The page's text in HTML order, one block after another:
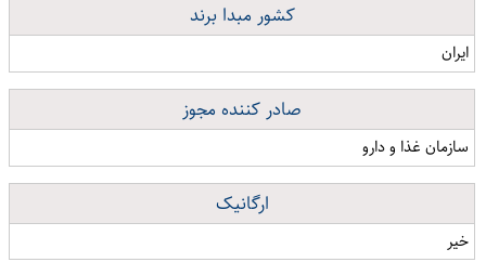
کشور مبدا برند
ایران
صادر کننده مجوز
سازمان غذا و دارو
ارگانیک
خیر